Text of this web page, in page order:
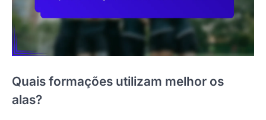
Quais formações utilizam melhor os
alas?